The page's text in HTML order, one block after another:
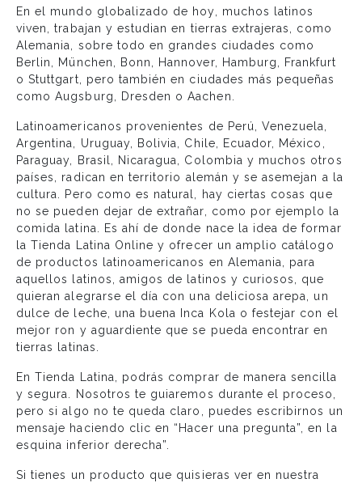
En el mundo globalizado de hoy, muchos latinos
viven, trabajan y estudian en tierras extrajeras, como
Alemania, sobre todo en grandes ciudades como
Berlin, München, Bonn, Hannover, Hamburg, Frankfurt
o Stuttgart, pero también en ciudades más pequeñas
como Augsburg, Dresden o Aachen.
Latinoamericanos provenientes de Perú, Venezuela,
Argentina, Uruguay, Bolivia, Chile, Ecuador, México,
Paraguay, Brasil, Nicaragua, Colombia y muchos otros
países, radican en territorio alemán y se asemejan a la
cultura. Pero como es natural, hay ciertas cosas que
no se pueden dejar de extrañar, como por ejemplo la
comida latina. Es ahí de donde nace la idea de formar
la Tienda Latina Online y ofrecer un amplio catálogo
de productos latinoamericanos en Alemania, para
aquellos latinos, amigos de latinos y curiosos, que
quieran alegrarse el día con una deliciosa arepa, un
dulce de leche, una buena Inca Kola o festejar con el
mejor ron y aguardiente que se pueda encontrar en
tierras latinas.
En Tienda Latina, podrás comprar de manera sencilla
y segura. Nosotros te guiaremos durante el proceso,
pero si algo no te queda claro, puedes escribirnos un
mensaje haciendo clic en “Hacer una pregunta”, en la
esquina inferior derecha”.
Si tienes un producto que quisieras ver en nuestra